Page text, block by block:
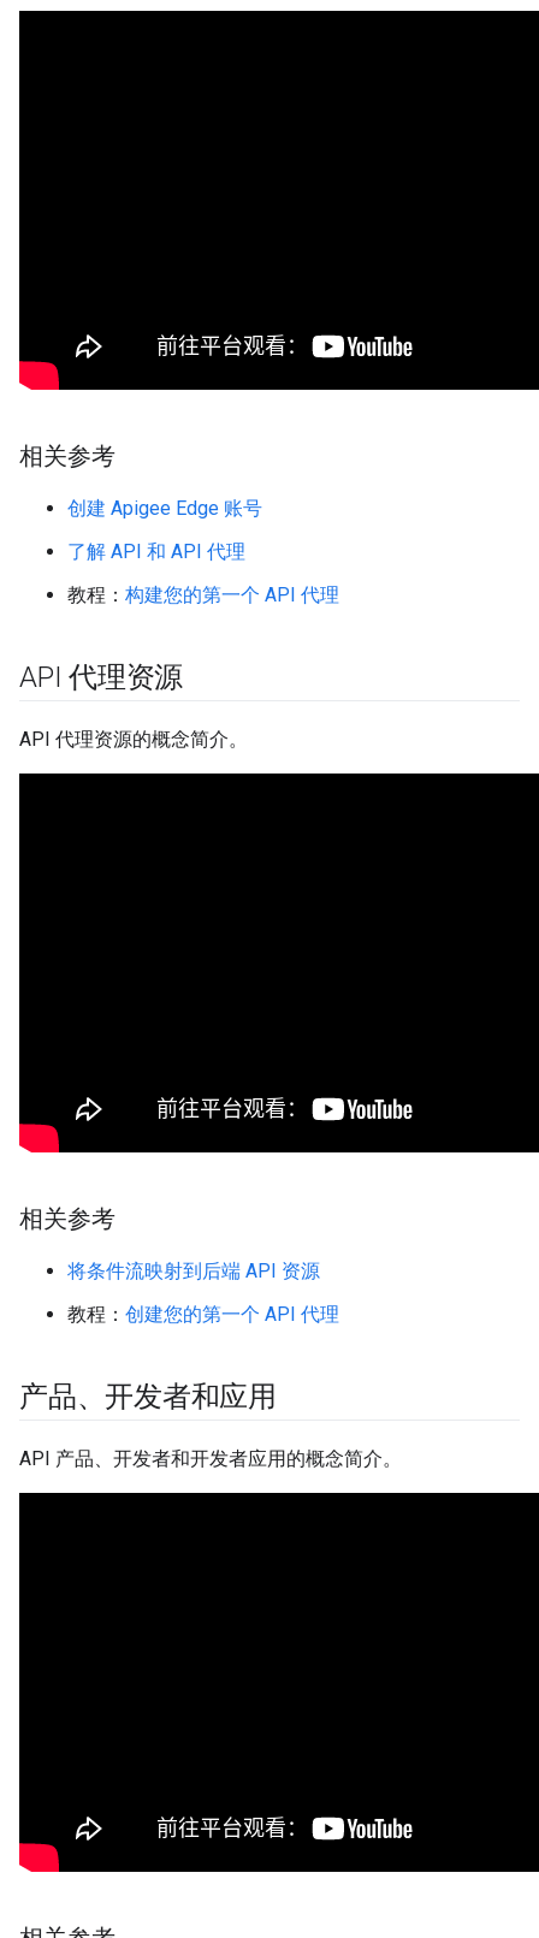
相关参考
创建 Apigee Edge 账号
了解 API 和 API 代理
教程： 构建您的第一个 API 代理
API 代理资源
API 代理资源的概念简介。
相关参考
将条件流映射到后端 API 资源
教程： 创建您的第一个 API 代理
产品、开发者和应用
API 产品、开发者和开发者应用的概念简介。